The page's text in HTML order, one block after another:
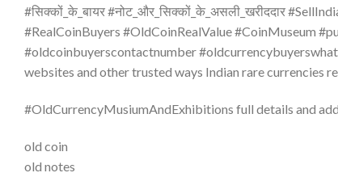
#सिक्कों_के_बायर #नोट_और_सिक्कों_के_असली_खरीददार
#RealCoinBuyers #OldCoinRealValue #CoinMuseum
#oldcoinbuyerscontactnumber
websites and other trusted ways Indian rare currencies
#OldCurrencyMusiumAndExhibitions full details and
old coin
old notes